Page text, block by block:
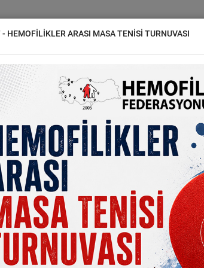
DERNEKLER HEMOFİLİ HABERLER
HEMOFİLİKLER ARASI MASA TENİSİ TURNUVASI